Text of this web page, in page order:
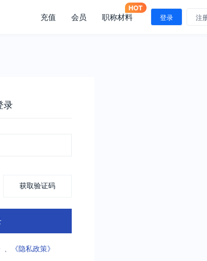
充值 会员 职称材料 登录 注
录
获取验证码
、 《隐私政策》